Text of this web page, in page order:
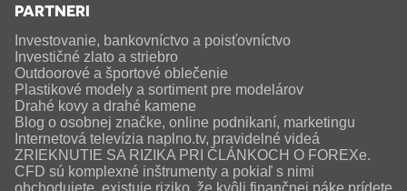
PARTNERI
Investovanie, bankovníctvo a poisťovníctvo
Investičné zlato a striebro
Outdoorové a športové oblečenie
Plastikové modely a sortiment pre modelárov
Drahé kovy a drahé kamene
Blog o osobnej značke, online podnikaní, marketingu
Internetová televízia naplno.tv, pravidelné videá
ZRIEKNUTIE SA RIZIKA PRI ČLÁNKOCH O FOREXe.
CFD sú komplexné inštrumenty a pokiaľ s nimi
obchodujete, existuje riziko, že kvôli finančnej páke prídete